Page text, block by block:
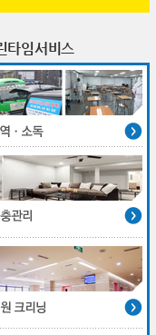
타임서비스